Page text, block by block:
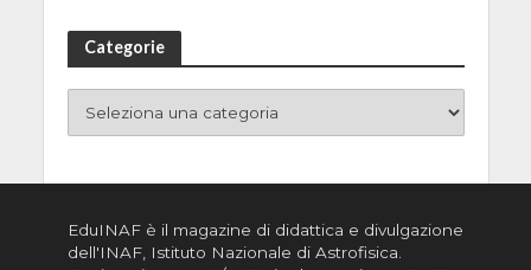
Categorie
EduINAF è il magazine di didattica e divulgazione
dell'INAF, Istituto Nazionale di Astrofisica